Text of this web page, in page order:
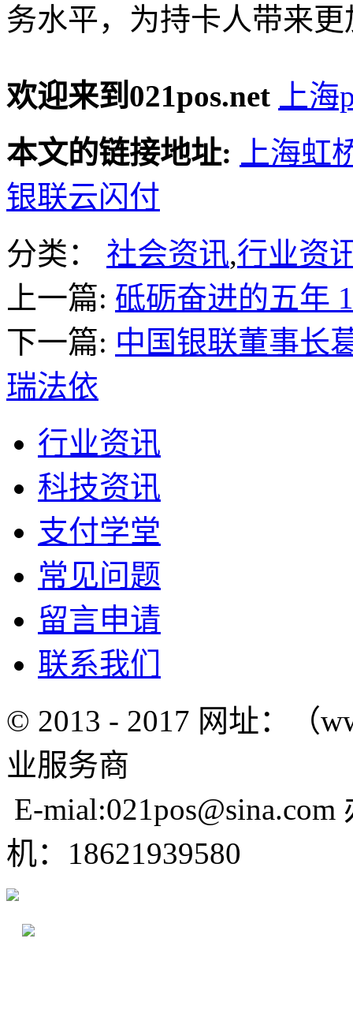
务水平，为持卡人带来
欢迎来到021pos.net
上
本文的链接地址:
上海虹
银联云闪付
分类： 社会资讯,行业资
上一篇: 砥砺奋进的五年
下一篇: 中国银联董事长
瑞法依
行业资讯
科技资讯
支付学堂
常见问题
留言申请
联系我们
© 2013 - 2017 网址：（
业服务商
E-mial:021pos@sina.com
机：18621939580